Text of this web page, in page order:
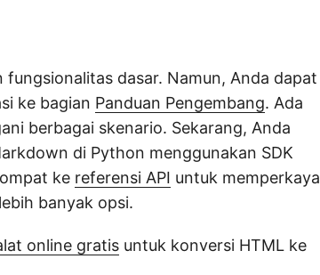
dasar. Namun, Anda dapat
ke bagian Panduan Pengembang. Ada
berbagai skenario. Sekarang, Anda
di Python menggunakan SDK
ke referensi API untuk memperkaya
banyak opsi.
online gratis untuk konversi HTML ke